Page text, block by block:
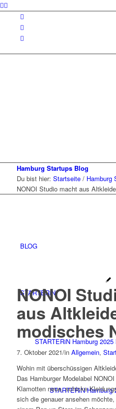
BLOG
STARTERiN
STARTERiN Hamburg 2025
STARTERiN Hamburg
Hamburg Startups Blog
Du bist hier: Startseite / Hamburg
NONOI Studio macht aus
NONOI
aus
modisches
7. Oktober 2021/in Allgemein,
Wohin mit überschüssigen
Das Hamburger Modelabel
Klamotten neue, schicke
sich die genauer ansehen